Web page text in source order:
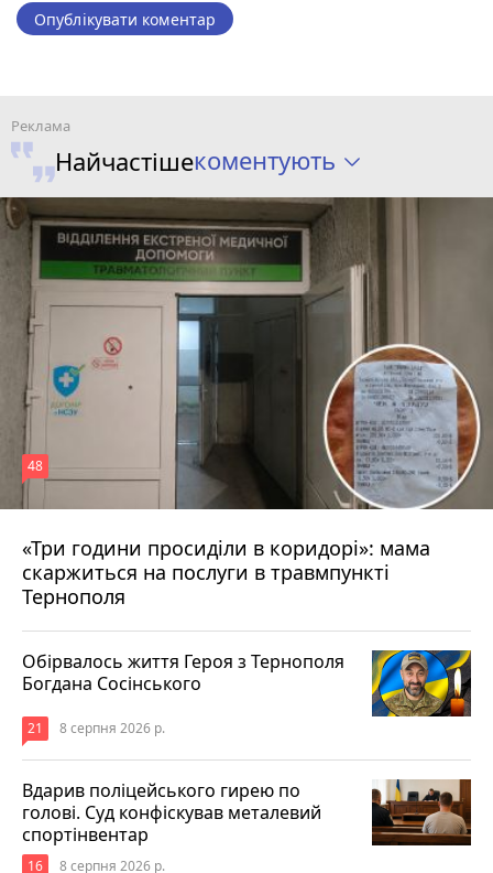
Опублікувати коментар
Найчастішекоментують
«Три години просиділи в коридорі»: мама
скаржиться на послуги в травмпункті
Тернополя
48
8 серпня 2026 р.
Обірвалось життя Героя з Тернополя
Богдана Сосінського
21 8 серпня 2026 р.
Вдарив поліцейського гирею по
голові. Суд конфіскував металевий
спортінвентар
16 8 серпня 2026 р.